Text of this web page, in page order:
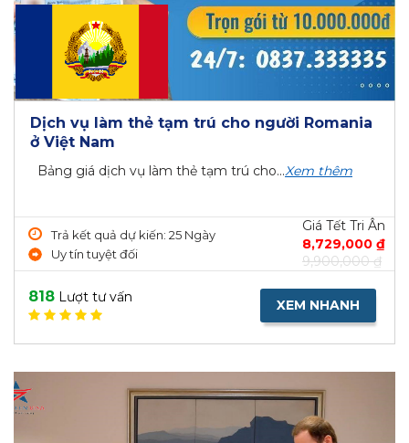
Dịch vụ làm thẻ tạm trú cho người Romania
ở Việt Nam
Bảng giá dịch vụ làm thẻ tạm trú cho...Xem thêm
Trả kết quả dự kiến: 25 Ngày
Uy tín tuyệt đối
Giá Tết Tri Ân
8,729,000 ₫
9,900,000 ₫
818 Lượt tư vấn XEM NHANH